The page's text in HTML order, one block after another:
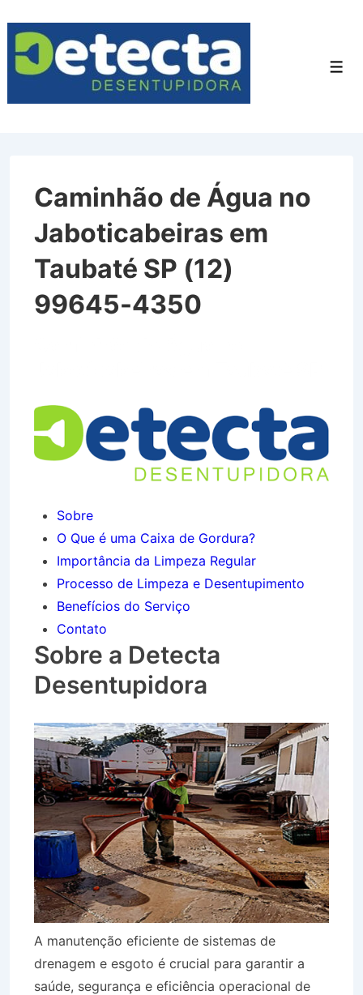
para
Conteúdo
Caminhão de Água no
Jaboticabeiras em
Taubaté SP (12)
99645-4350
Sobre
O Que é uma Caixa de Gordura?
Importância da Limpeza Regular
Processo de Limpeza e Desentupimento
Benefícios do Serviço
Contato
Sobre a Detecta
Desentupidora
A manutenção eficiente de sistemas de
drenagem e esgoto é crucial para garantir a
saúde, segurança e eficiência operacional de